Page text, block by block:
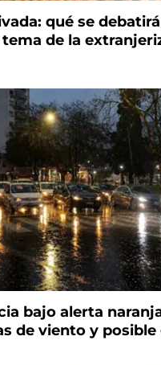
qué se
tema de la
bajo alerta
de viento y posible